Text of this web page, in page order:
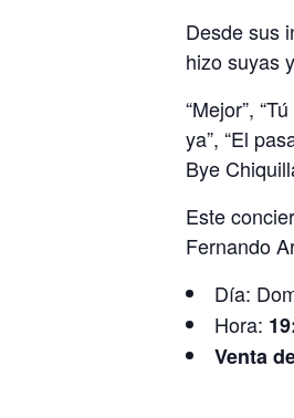
Desde sus
hizo suyas
“Mejor”,
ya”, “El
Bye
Este
Fernando
Día:
Hora:
Venta